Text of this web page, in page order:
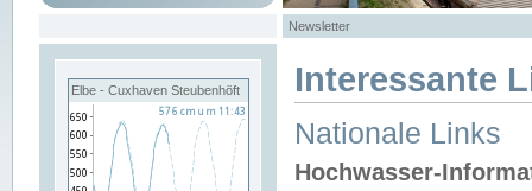
Newsletter
Elbe - Cuxhaven Steubenhöft Interessante
Nationale Links
Hochwasser-